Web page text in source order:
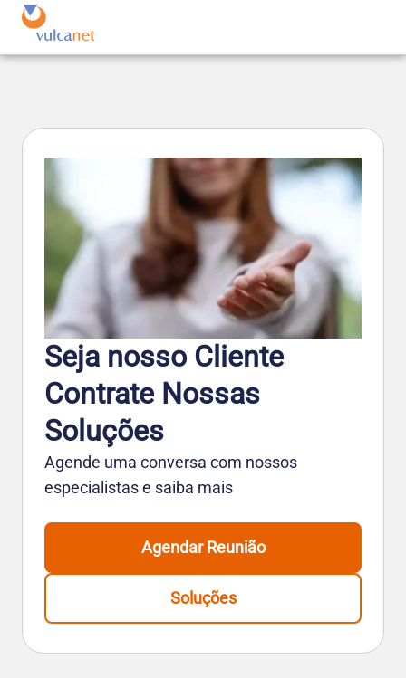
Seja nosso Cliente
Contrate Nossas
Soluções
Agende uma conversa com nossos
especialistas e saiba mais
Agendar Reunião
Soluções